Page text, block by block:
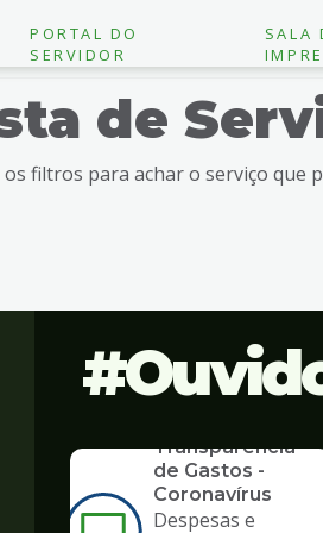
PORTAL DO
SERVIDOR
SALA
de
os filtros para achar o serviço que
Transparência
de Gastos -
Coronavírus
Despesas e